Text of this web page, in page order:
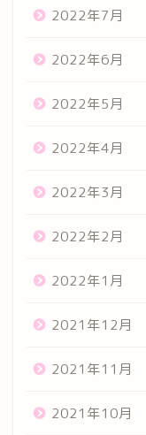
2022年7月
2022年6月
2022年5月
2022年4月
2022年3月
2022年2月
2022年1月
2021年12月
2021年11月
2021年10月